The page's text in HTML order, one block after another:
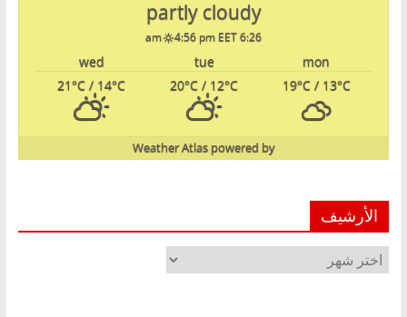
partly cloudy
6:26 am
4:56 pm EET
mon
tue
wed
19°C/ 13°C
20°C / 12°C
21°C / 14°C
powered by
Weather Atlas
الأرشيف
الأرشيف